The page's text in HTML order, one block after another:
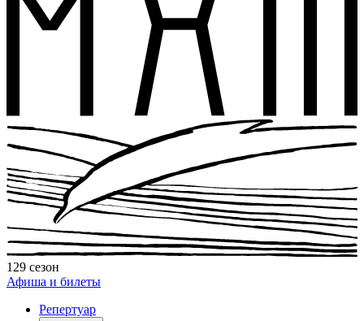
129 сезон
Афиша и билеты
Репертуар